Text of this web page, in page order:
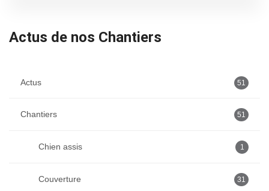
Actus de nos Chantiers
Actus 51
Chantiers 51
Chien assis 1
Couverture 31